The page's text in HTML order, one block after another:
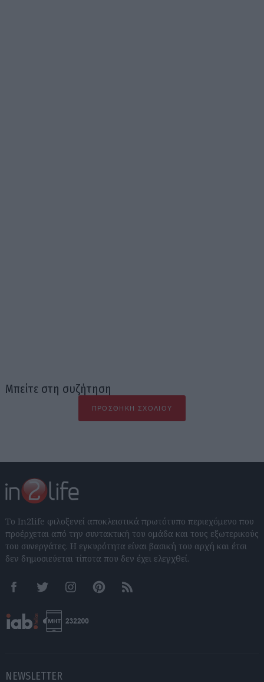
Μπείτε στη συζήτηση
ΠΡΟΣΘΉΚΗ ΣΧΟΛΊΟΥ
Το In2life φιλοξενεί αποκλειστικά πρωτότυπο περιεχόμενο που
προέρχεται από την συντακτική του ομάδα και τους εξωτερικούς
του συνεργάτες. Η εγκυρότητα είναι βασική του αρχή και έτσι
δεν δημοσιεύεται τίποτα που δεν έχει ελεγχθεί.
FacebookTwitter InstagramPinterestRSS feeds
NEWSLETTER